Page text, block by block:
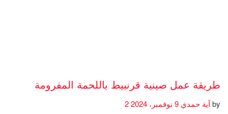
طريقة عمل صينية قرنبيط باللحمة المفرومة
byآية حمدي